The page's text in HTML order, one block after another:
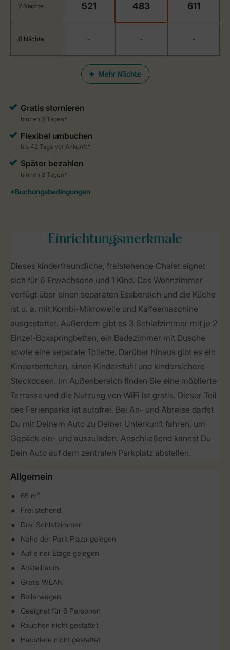
Mehr Nächte
7 Nächte 521 483 611
8 Nächte - - -
Einrichtungsmerkmale
Dieses kinderfreundliche, freistehende Chalet eignet
sich für 6 Erwachsene und 1 Kind. Das Wohnzimmer
verfügt über einen separaten Essbereich und die Küche
ist u. a. mit Kombi-Mikrowelle und Kaffeemaschine
ausgestattet. Außerdem gibt es 3 Schlafzimmer mit je 2
Einzel-Boxspringbetten, ein Badezimmer mit Dusche
sowie eine separate Toilette. Darüber hinaus gibt es ein
Kinderbettchen, einen Kinderstuhl und kindersichere
Steckdosen. Im Außenbereich finden Sie eine möblierte
Terrasse und die Nutzung von WiFi ist gratis. Dieser Teil
des Ferienparks ist autofrei. Bei An- und Abreise darfst
Du mit Deinem Auto zu Deiner Unterkunft fahren, um
Gepäck ein- und auszuladen. Anschließend kannst Du
Dein Auto auf dem zentralen Parkplatz abstellen.
Allgemein
65 m²
Frei stehend
Drei Schlafzimmer
Nahe der Park Plaza gelegen
Auf einer Etage gelegen
Abstellraum
Gratis WLAN
Bollerwagen
Geeignet für 6 Personen
Rauchen nicht gestattet
Haustiere nicht gestattet